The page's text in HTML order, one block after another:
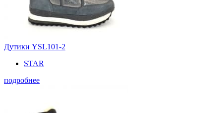
Дутики YSL101-2
STAR
подробнее